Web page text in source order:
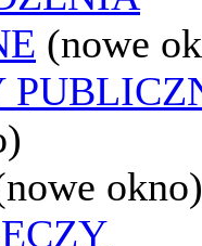
(nowe
okno)